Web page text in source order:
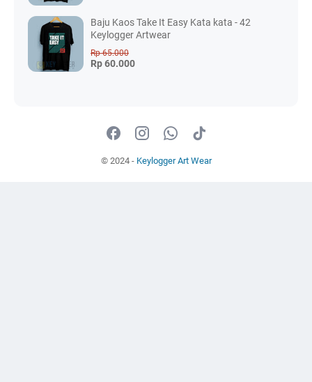
Baju Kaos Take It Easy Kata kata - 42
Keylogger Artwear
Rp 65.000
Rp 60.000
© 2024 - Keylogger Art Wear